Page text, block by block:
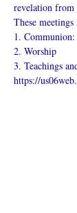
revelation from
These
1.
2. Worship
3. Teachings
https://